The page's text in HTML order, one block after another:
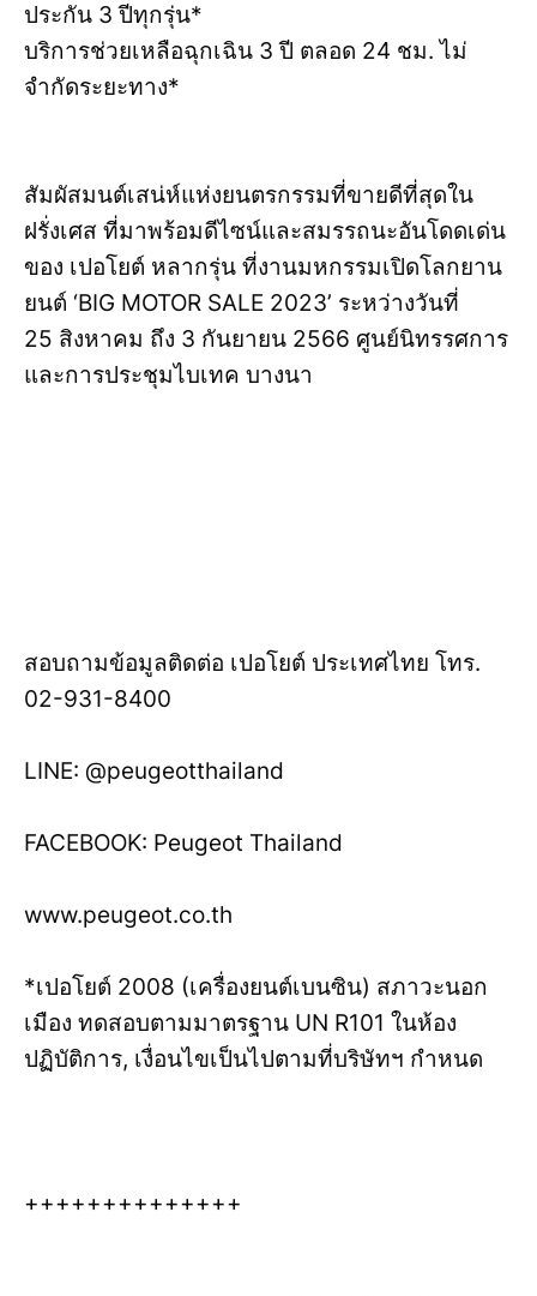
ประกัน 3 ปีทุกรุ่น*
บริการช่วยเหลือฉุกเฉิน 3 ปี ตลอด 24 ชม. ไม่
จำกัดระยะทาง*
สัมผัสมนต์เสน่ห์แห่งยนตรกรรมที่ขายดีที่สุดใน
ฝรั่งเศส ที่มาพร้อมดีไซน์และสมรรถนะอันโดดเด่น
ของ เปอโยต์ หลากรุ่น ที่งานมหกรรมเปิดโลกยาน
ยนต์ ‘BIG MOTOR SALE 2023’ ระหว่างวันที่
25 สิงหาคม ถึง 3 กันยายน 2566 ศูนย์นิทรรศการ
และการประชุมไบเทค บางนา
สอบถามข้อมูลติดต่อ เปอโยต์ ประเทศไทย โทร.
02-931-8400
LINE: @peugeotthailand
FACEBOOK: Peugeot Thailand
www.peugeot.co.th
*เปอโยต์ 2008 (เครื่องยนต์เบนซิน) สภาวะนอก
เมือง ทดสอบตามมาตรฐาน UN R101 ในห้อง
ปฏิบัติการ, เงื่อนไขเป็นไปตามที่บริษัทฯ กำหนด
++++++++++++++